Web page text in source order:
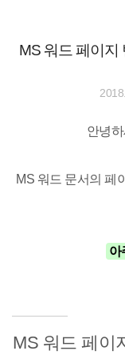
MS 워드 페이지
안녕
MS 워드 문서의 페
아
MS 워드 페이
태그